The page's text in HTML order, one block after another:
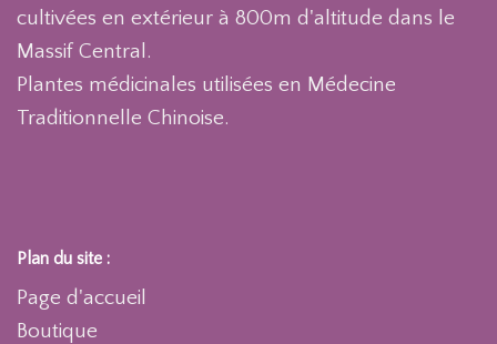
cultivées en extérieur à 800m d'altitude dans le
Massif Central.
Plantes médicinales utilisées en Médecine
Traditionnelle Chinoise.
Plan du site :
Page d'accueil
Boutique